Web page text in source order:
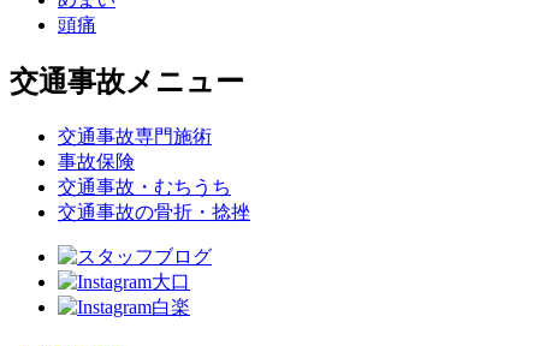
頭痛
交通事故メニュー
交通事故専門施術
事故保険
交通事故・むちうち
交通事故の骨折・捻挫